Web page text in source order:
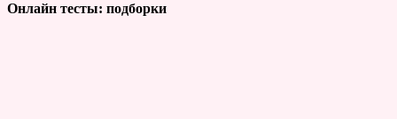
Онлайн тесты: подборки